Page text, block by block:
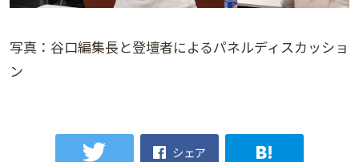
写真：谷口編集長と登壇者によるパネルディスカッショ
ン
シェア